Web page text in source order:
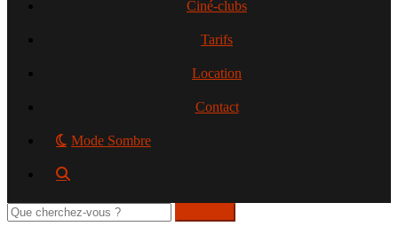
Ciné-clubs
Tarifs
Location
Contact
Mode Sombre
Rechercher
sur